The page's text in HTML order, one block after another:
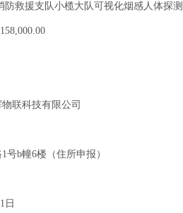
救援支队小榄大队可视化烟感人体探
山市振辉物联科技有限公
b幢6楼（住所申报）
日